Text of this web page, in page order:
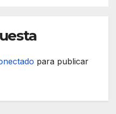
para publicar